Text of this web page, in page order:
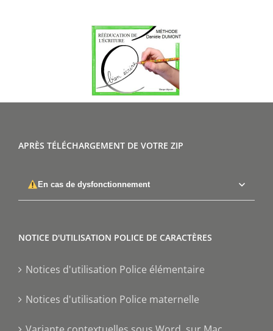
APRÈS TÉLÉCHARGEMENT DE VOTRE ZIP
En cas de dysfonctionnement
NOTICE D'UTILISATION POLICE DE CARACTÈRES
Notices d'utilisation Police élémentaire
Notices d'utilisation Police maternelle